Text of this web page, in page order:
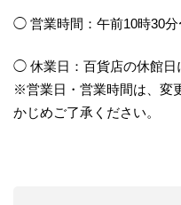
◯ 営業時間：午前10時30分
◯ 休業日：百貨店の休館日
※営業日・営業時間は、変
かじめご了承ください。